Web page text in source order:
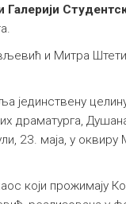
Галерији
и Митра
целину
драматурга,
23. маја, у
који прожимају